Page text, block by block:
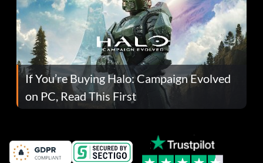
If You’re Buying Halo: Campaign Evolved
on PC, Read This First